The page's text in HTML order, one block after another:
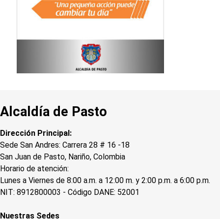
Alcaldía de Pasto
Dirección Principal:
Sede San Andres: Carrera 28 # 16 -18
San Juan de Pasto, Nariño, Colombia
Horario de atención:
Lunes a Viernes de 8:00 a.m. a 12:00 m. y 2:00 p.m. a 6:00 p.m.
NIT: 8912800003 - Código DANE: 52001
Nuestras Sedes